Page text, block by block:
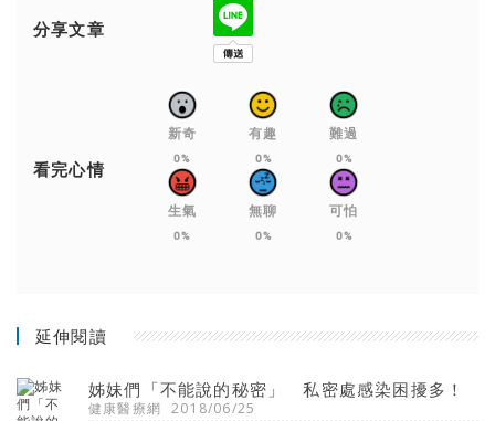
分享文章
看完心情
新奇
0%
有趣
0%
難過
0%
生氣
0%
無聊
0%
可怕
0%
延伸閱讀
姊妹們「不能說的秘密」 私密處感染困擾多！
健康醫療網 2018/06/25